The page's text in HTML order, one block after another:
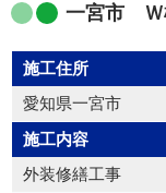
一宮市
施工住所
愛知県一宮市
施工内容
外装修繕工事